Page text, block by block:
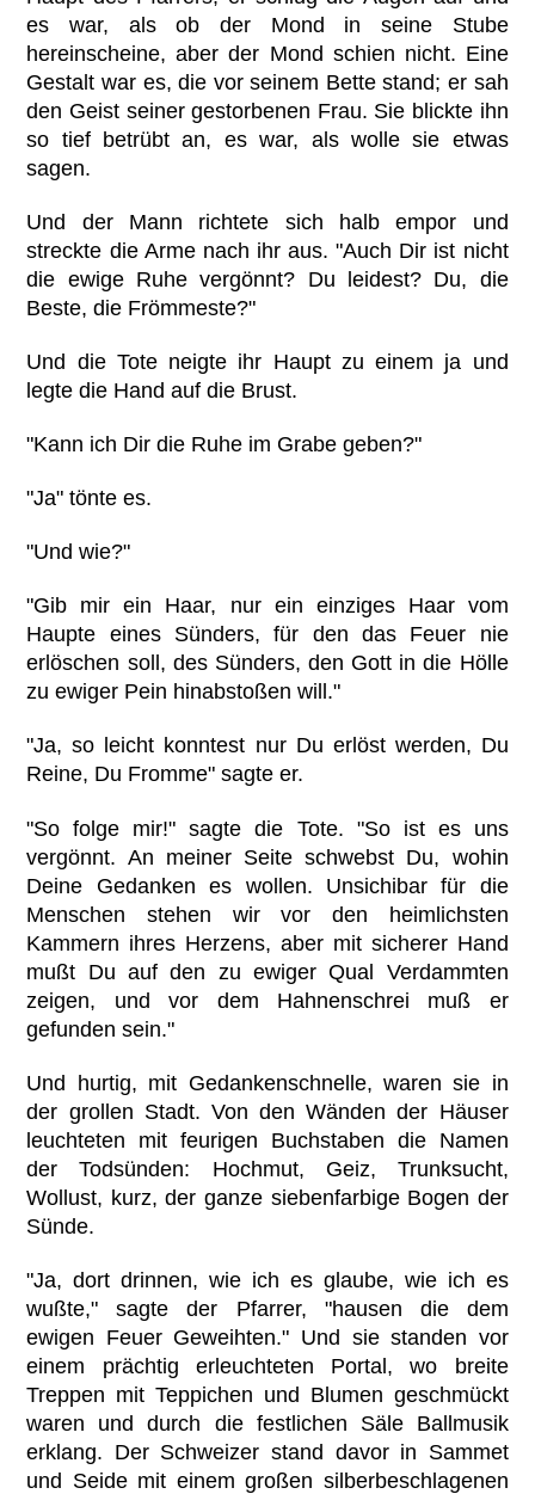
es war, als ob der Mond in seine Stube
hereinscheine, aber der Mond schien nicht. Eine
Gestalt war es, die vor seinem Bette stand; er sah
den Geist seiner gestorbenen Frau. Sie blickte ihn
so tief betrübt an, es war, als wolle sie etwas
sagen.
Und der Mann richtete sich halb empor und
streckte die Arme nach ihr aus. "Auch Dir ist nicht
die ewige Ruhe vergönnt? Du leidest? Du, die
Beste, die Frömmeste?"
Und die Tote neigte ihr Haupt zu einem ja und
legte die Hand auf die Brust.
"Kann ich Dir die Ruhe im Grabe geben?"
"Ja" tönte es.
"Und wie?"
"Gib mir ein Haar, nur ein einziges Haar vom
Haupte eines Sünders, für den das Feuer nie
erlöschen soll, des Sünders, den Gott in die Hölle
zu ewiger Pein hinabstoßen will."
"Ja, so leicht konntest nur Du erlöst werden, Du
Reine, Du Fromme" sagte er.
"So folge mir!" sagte die Tote. "So ist es uns
vergönnt. An meiner Seite schwebst Du, wohin
Deine Gedanken es wollen. Unsichibar für die
Menschen stehen wir vor den heimlichsten
Kammern ihres Herzens, aber mit sicherer Hand
mußt Du auf den zu ewiger Qual Verdammten
zeigen, und vor dem Hahnenschrei muß er
gefunden sein."
Und hurtig, mit Gedankenschnelle, waren sie in
der grollen Stadt. Von den Wänden der Häuser
leuchteten mit feurigen Buchstaben die Namen
der Todsünden: Hochmut, Geiz, Trunksucht,
Wollust, kurz, der ganze siebenfarbige Bogen der
Sünde.
"Ja, dort drinnen, wie ich es glaube, wie ich es
wußte," sagte der Pfarrer, "hausen die dem
ewigen Feuer Geweihten." Und sie standen vor
einem prächtig erleuchteten Portal, wo breite
Treppen mit Teppichen und Blumen geschmückt
waren und durch die festlichen Säle Ballmusik
erklang. Der Schweizer stand davor in Sammet
und Seide mit einem großen silberbeschlagenen